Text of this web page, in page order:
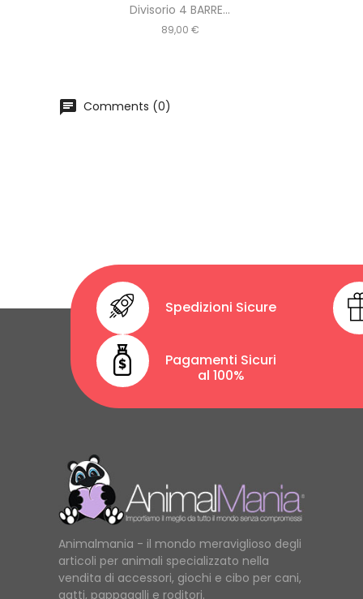
Divisorio 4 BARRE...
Prezzo
89,00 €
chat Comments (0)
Spedizioni Sicure
Pagamenti Sicuri
al 100%
Animalmania - il mondo meraviglioso degli
articoli per animali specializzato nella
vendita di accessori, giochi e cibo per cani,
gatti, pappagalli e roditori.